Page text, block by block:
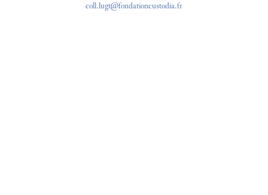
coll.lugt@fondationcustodia.fr